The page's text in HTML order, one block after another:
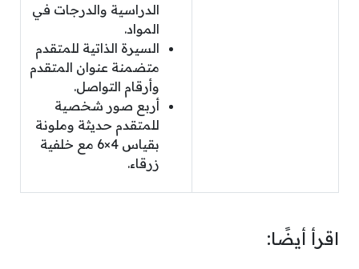
الدراسية والدرجات في
المواد.
السيرة الذاتية للمتقدم
متضمنة عنوان المتقدم
وأرقام التواصل.
أربع صور شخصية
للمتقدم حديثة وملونة
بقياس 4×6 مع خلفية
زرقاء.
اقرأ أيضًا: